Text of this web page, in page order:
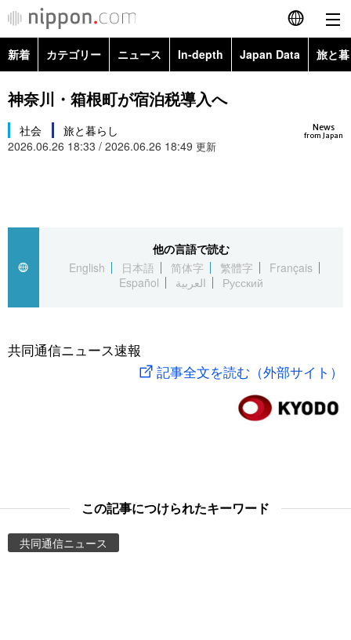
English
カテゴリー
スポーツ・東京2020
Topics
Images
新着 カテゴリー ニュース In-depth Japan Data 旅と
政治・外交
経済・ビジネス Images
神奈川・箱根町が宿泊税導入へ
News
from Japan
社会
旅と暮らし
2026.06.26 18:33 / 2026.06.26 18:49 更新
他の言語で読む
English
日本語 简体字 繁體字
Français
Español
العربية Русский
共同通信ニュース速報
記事全文を読む（外部サイト）
この記事につけられたキーワード
共同通信ニュース